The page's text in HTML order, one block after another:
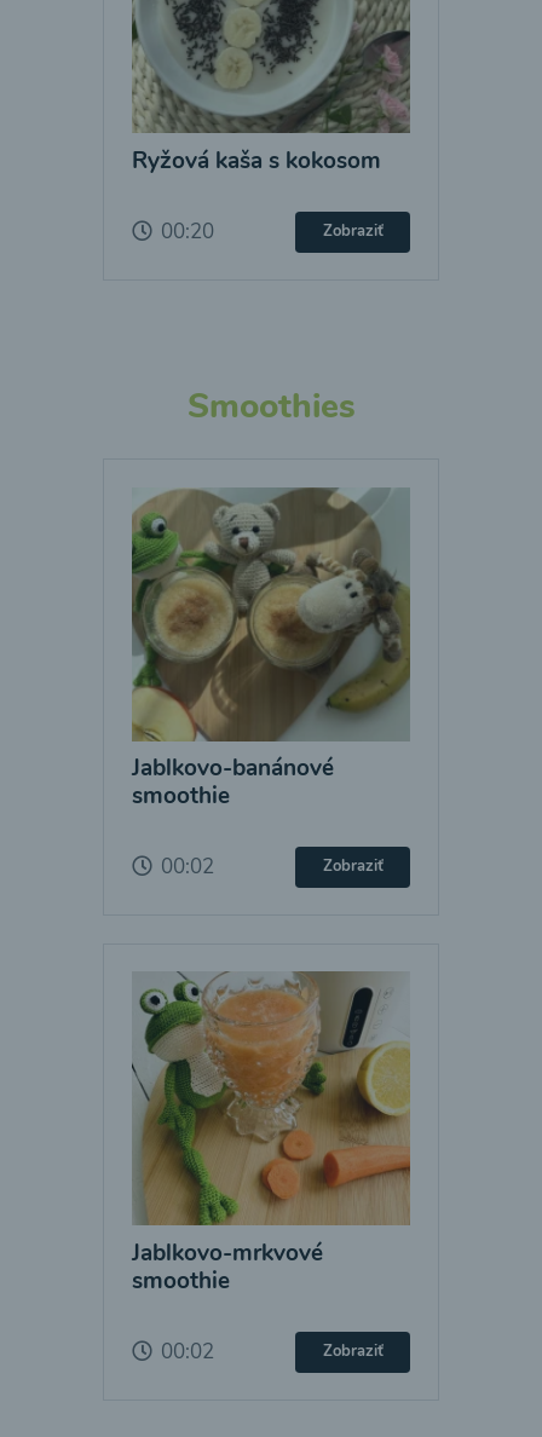
Ryžová kaša s kokosom
00:20 Zobraziť
Smoothies
Jablkovo-banánové
smoothie
00:02 Zobraziť
Jablkovo-mrkvové
smoothie
00:02 Zobraziť